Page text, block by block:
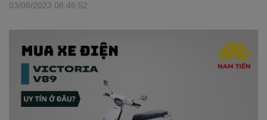
03/08/2023 08:46:52